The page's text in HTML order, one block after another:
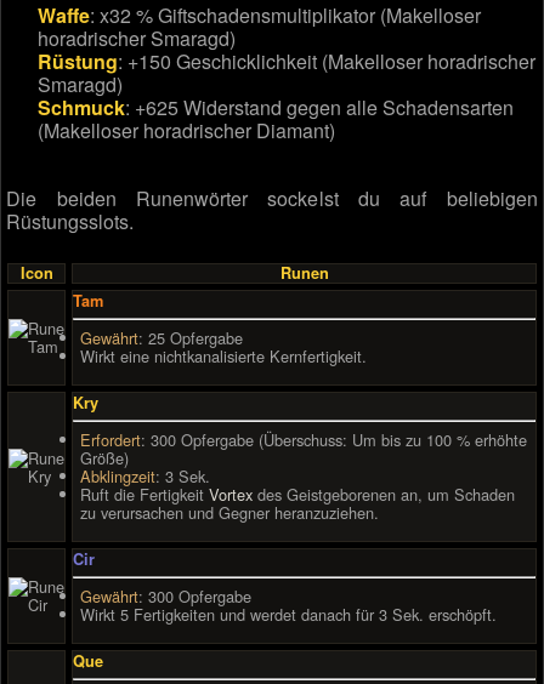
Waffe: x32 % Giftschadensmultiplikator (Makelloser
horadrischer Smaragd)
Rüstung: +150 Geschicklichkeit (Makelloser horadrischer
Smaragd)
Schmuck: +625 Widerstand gegen alle Schadensarten
(Makelloser horadrischer Diamant)
Die beiden Runenwörter sockelst du auf beliebigen
Rüstungsslots.
Icon
Runen
Tam
Gewährt: 25 Opfergabe
Wirkt eine nichtkanalisierte Kernfertigkeit.
Kry
Erfordert: 300 Opfergabe (Überschuss: Um bis zu 100 % erhöhte
Größe)
Abklingzeit: 3 Sek.
Ruft die FertigkeitVortex des Geistgeborenen an, um Schaden
zu verursachen und Gegner heranzuziehen.
Cir
Gewährt: 300 Opfergabe
Wirkt 5 Fertigkeiten und werdet danach für 3 Sek. erschöpft.
Que